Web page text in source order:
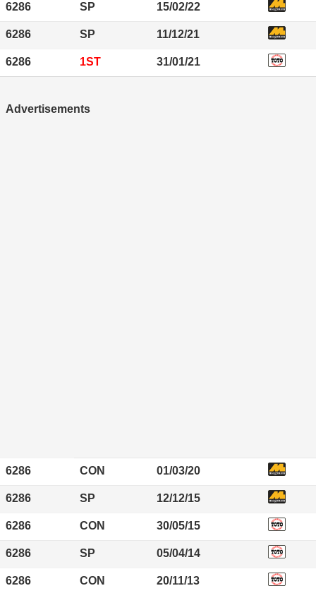
6286 SP 15/02/22
6286 SP 11/12/21
6286 1ST 31/01/21
Advertisements
6286 CON 01/03/20
6286 SP 12/12/15
6286 CON 30/05/15
6286 SP 05/04/14
6286 CON 20/11/13